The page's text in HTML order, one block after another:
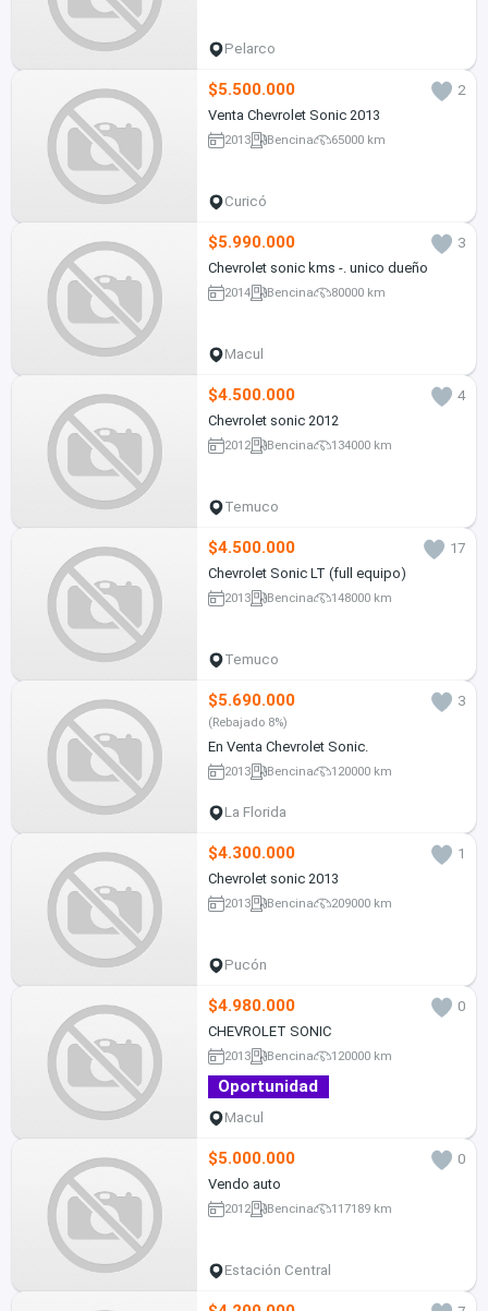
Pelarco
$5.500.000
2
Venta Chevrolet Sonic 2013
2013 Bencina 65000 km
Curicó
$5.990.000
3
Chevrolet sonic kms -. unico dueño
2014 Bencina 80000 km
Macul
$4.500.000
4
Chevrolet sonic 2012
2012 Bencina 134000 km
Temuco
$4.500.000
17
Chevrolet Sonic LT (full equipo)
2013 Bencina 148000 km
Temuco
$5.690.000 3
(Rebajado 8%)
En Venta Chevrolet Sonic.
2013 Bencina 120000 km
La Florida
$4.300.000
1
Chevrolet sonic 2013
2013 Bencina 209000 km
Pucón
$4.980.000
0
CHEVROLET SONIC
2013 Bencina 120000 km
Oportunidad
Macul
$5.000.000
0
Vendo auto
2012 Bencina 117189 km
Estación Central